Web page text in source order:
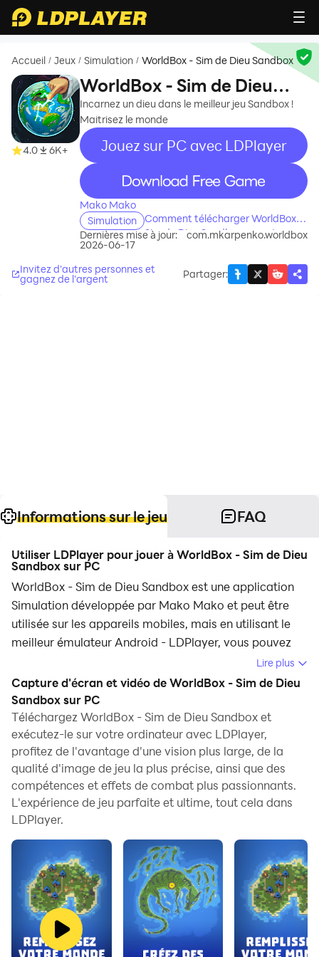
Accueil / Jeux / Simulation / WorldBox - Sim de Dieu Sandbox
4.0 6K+
WorldBox - Sim de Dieu
Sandbox
Incarnez un dieu dans le meilleur jeu Sandbox !
Maitrisez le monde
Jouez sur PC avec LDPlayer
recommend
Mako Mako
Simulation
Comment télécharger WorldBox -
Sim de Dieu Sandbox sur votre
Dernières mise à jour:
2026-06-17
com.mkarpenko.worldbox
Invitez d'autres personnes et
gagnez de l'argent Partager:
Informations sur le jeu FAQ
Utiliser LDPlayer pour jouer à WorldBox - Sim de Dieu
Sandbox sur PC
WorldBox - Sim de Dieu Sandbox est une application
Simulation développée par Mako Mako et peut être
utilisée sur les appareils mobiles, mais en utilisant le
meilleur émulateur Android - LDPlayer, vous pouvez
télécharger WorldBox - Sim de Dieu Sandbox et
l'exécuter sur votre ordinateur.
En exécutant WorldBox - Sim de Dieu Sandbox sur
votre ordinateur, vous pouvez naviguer clairement sur
un grand écran, et contrôler les applications à l'aide de
la souris et du clavier est beaucoup plus rapide que de
toucher l'écran, et vous n'avez jamais à vous soucier
de la puissance de votre appareil.
synchronisation, vous pouvez également exécuter des
applications et des comptes multiples sur votre
ordinateur.
La fonction de transfert de fichiers entre l'émulateur et
l'ordinateur facilite également le partage de photos,
de vidéos et de fichiers.
Lire plus
Capture d'écran et vidéo de WorldBox - Sim de Dieu
Sandbox sur PC
Téléchargez WorldBox - Sim de Dieu Sandbox et
exécutez-le sur votre ordinateur avec LDPlayer,
profitez de l'avantage d'une vision plus large, de la
qualité d'image de jeu la plus précise, ainsi que des
compétences et effets de combat plus passionnants.
L'expérience de jeu parfaite et ultime, tout cela dans
LDPlayer.